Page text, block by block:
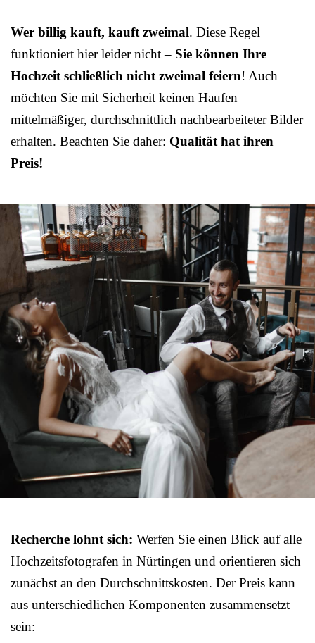
Wer billig kauft, kauft zweimal. Diese Regel
funktioniert hier leider nicht – Sie können Ihre
Hochzeit schließlich nicht zweimal feiern! Auch
möchten Sie mit Sicherheit keinen Haufen
mittelmäßiger, durchschnittlich nachbearbeiteter Bilder
erhalten. Beachten Sie daher: Qualität hat ihren
Preis!
Recherche lohnt sich: Werfen Sie einen Blick auf alle
Hochzeitsfotografen in Nürtingen und orientieren sich
zunächst an den Durchschnittskosten. Der Preis kann
aus unterschiedlichen Komponenten zusammensetzt
sein: